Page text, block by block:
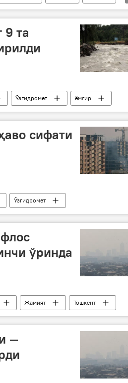
9 та
Ўзгидромет ёмғир
сифати
Ўзгидромет
ўринда
Жамият Тошкент
—